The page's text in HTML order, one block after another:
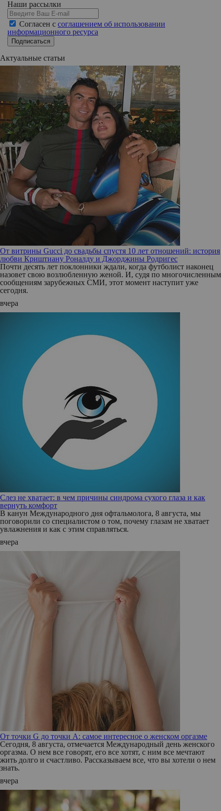
Наши рассылки
Согласен с соглашением об использовании
информационного ресурса
Подписаться
Актуальные статьи
От витрины Gucci до свадьбы спустя 10 лет отношений: история
любви Криштиану Роналду и Джорджины Родригес
Почти десять лет поклонники ждали, когда футболист наконец
назовет свою возлюбленную женой. И, судя по многочисленным
сообщениям зарубежных СМИ, этот момент наступит уже
сегодня.
вчера
Слез не хватает: в чем причины синдрома сухого глаза и как
вернуть комфорт
В канун Международного дня офтальмолога, 8 августа, мы
поговорили со специалистом о том, почему глазам не хватает
увлажнения и как с этим справляться.
вчера
От точки G до точки A: самое интересное о женском оргазме
Сегодня, 8 августа, отмечается Международный день женского
оргазма. О нем все говорят, его все хотят, с ним все мечтают
жить долго и счастливо. Рассказываем все, что вы хотели о нем
знать.
вчера